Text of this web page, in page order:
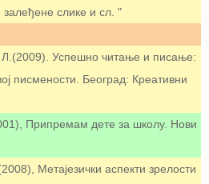
залеђене слике и сл. "
Л.(2009). Успешно читање и писање:
писмености. Београд: Креативни
Припремам дете за школу. Нови
Метајезички аспекти зрелости